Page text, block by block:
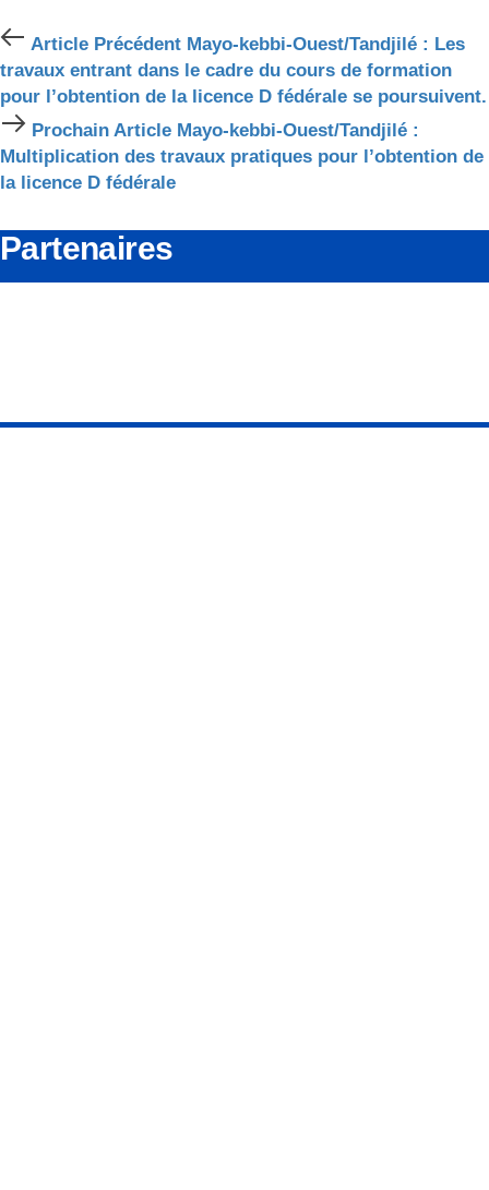
Article
Précédent
Article Précédent Mayo-kebbi-Ouest/Tandjilé : Les
travaux entrant dans le cadre du cours de formation
pour l’obtention de la licence D fédérale se poursuivent.
Prochain
Article
Prochain Article Mayo-kebbi-Ouest/Tandjilé :
Multiplication des travaux pratiques pour l’obtention de
la licence D fédérale
Partenaires